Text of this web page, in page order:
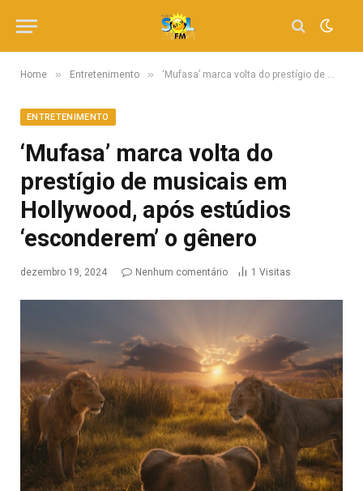
Home » Entretenimento » ‘Mufasa’ marca volta do prestígio de musicais em Hollywood, após estúdios ‘esconderem’ o gênero
ENTRETENIMENTO
‘Mufasa’ marca volta do
prestígio de musicais em
Hollywood, após estúdios
‘esconderem’ o gênero
dezembro 19, 2024 Nenhum comentário 1 Visitas